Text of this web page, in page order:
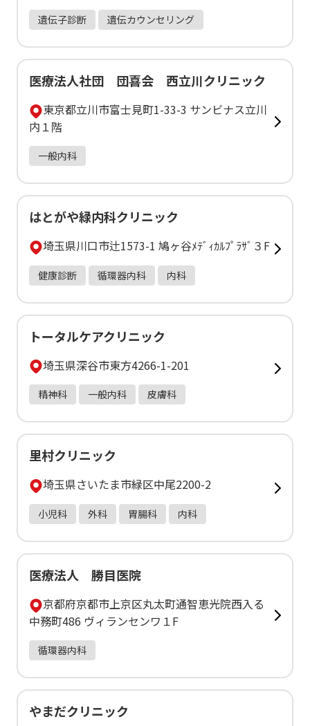
遺伝子診断 遺伝カウンセリング
医療法人社団 団喜会 西立川クリニック
東京都立川市富士見町1-33-3 サンビナス立川
内１階
一般内科
はとがや緑内科クリニック
埼玉県川口市辻1573-1 鳩ヶ谷ﾒﾃﾞｨｶﾙﾌﾟﾗｻﾞ３F
健康診断 循環器内科 内科
トータルケアクリニック
埼玉県深谷市東方4266-1-201
精神科 一般内科 皮膚科
里村クリニック
埼玉県さいたま市緑区中尾2200-2
小児科 外科 胃腸科 内科
医療法人 勝目医院
京都府京都市上京区丸太町通智恵光院西入る
中務町486 ヴィランセンワ１F
循環器内科
やまだクリニック